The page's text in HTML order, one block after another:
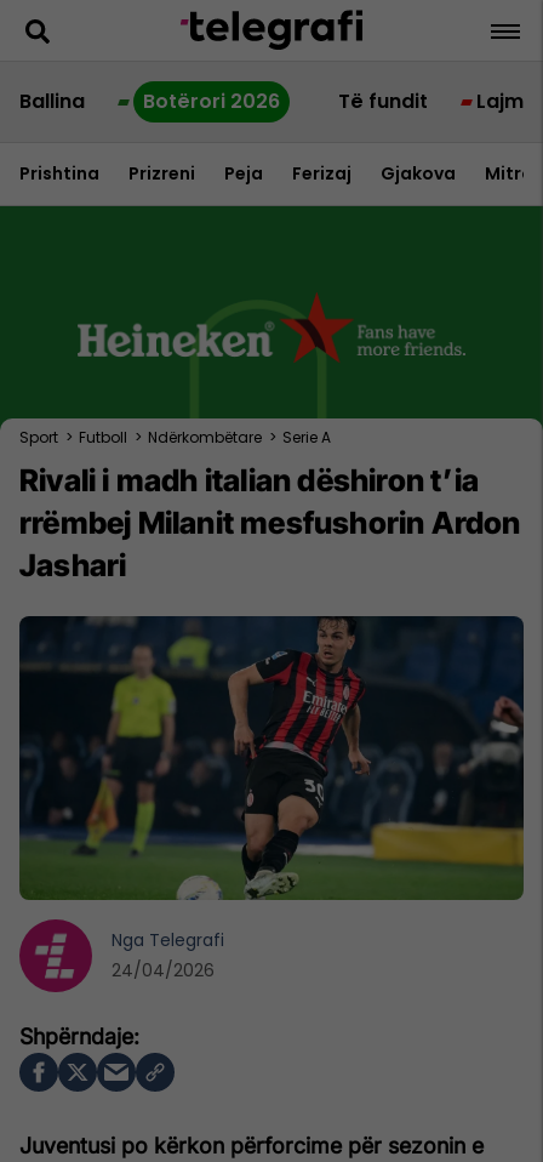
Ballina Botërori 2026 Të fundit Lajme
Prishtina Prizreni Peja Ferizaj Gjakova
Sport > Futboll > Ndërkombëtare > Serie A
Rivali i madh italian dëshiron t’ia
rrëmbej Milanit mesfushorin Ardon
Jashari
Juventusi po kërkon përforcime për sezonin e
Nga Telegrafi
24/04/2026